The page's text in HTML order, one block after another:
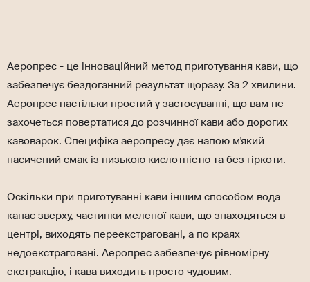
Аеропрес - це інноваційний метод приготування кави, що
забезпечує бездоганний результат щоразу. За 2 хвилини.
Аеропрес настільки простий у застосуванні, що вам не
захочеться повертатися до розчинної кави або дорогих
кавоварок. Специфіка аеропресу дає напою м'який
насичений смак із низькою кислотністю та без гіркоти.
Оскільки при приготуванні кави іншим способом вода
капає зверху, частинки меленої кави, що знаходяться в
центрі, виходять переекстраговані, а по краях
недоекстраговані. Аеропрес забезпечує рівномірну
екстракцію, і кава виходить просто чудовим.